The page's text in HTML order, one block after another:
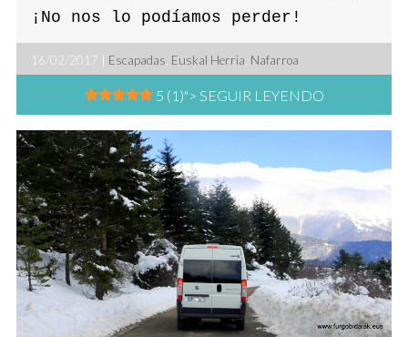
¡No nos lo podíamos perder!
16/02/2017 | Escapadas, Euskal Herria, Nafarroa
5 (1)"> SEGUIR LEYENDO